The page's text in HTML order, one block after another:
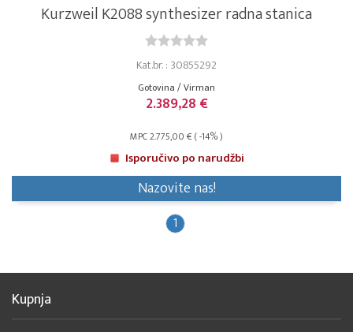
Kurzweil K2088 synthesizer radna stanica
Kat.br. : 30855292
Gotovina / Virman
2.389,28 €
MPC 2.775,00 € ( -14% )
Isporučivo po narudžbi
Nazovite nas!
1
Kupnja